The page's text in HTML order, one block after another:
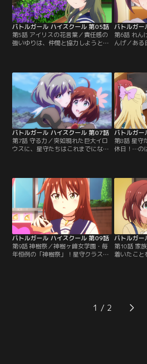
はサドネを連れて真夜中の探検に繰
り出すが…。【提供：バンダイチャ
ンネル】
生して…。
ネル】
バトルガール ハイスクール 第05話
第5話 アイリスの花言葉／責任感の
強いゆりは、仲間と協力しようとし
人はとても似ている」のだと語る。
いまでこそ強い絆で結ばれている
望・ゆり・くるみだったが、実は3
人にはある過去があった…。【提
供：バンダイチャンネル】
バトルガ
第6話 れん
んげ／ある
いたのだ。
イロウスの
あった。蓮
して、こ
ちへの過剰
とするが
ャンネル】
バトルガール ハイスクール 第07話
第7話 守る力／突如現れた巨大イロ
ウスに、星守たちはこれまでにない
の「星守」としての強い覚悟に触れ
たミサキは……。【提供：バンダイ
チャンネル】
バトルガ
第8話 星守
休日！…の
他にも誰か
が次々と
かもしれ
り出した3
は……。【
ル】
バトルガール ハイスクール 第09話
第9話 神樹祭／神樹ヶ峰女学園・毎
年恒例の「神樹祭」！星守クラスの
【提供：バンダイチャンネル】
バトルガ
第10話 家
着いたこと
る。そん
ずっとミ
1